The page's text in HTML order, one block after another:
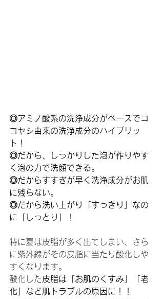
◎アミノ酸系の洗浄成分がベースでコ
コヤシ由来の洗浄成分のハイブリッ
ト！
◎だから、しっかりした泡が作りやす
く泡の力で洗顔できる。
◎だからすすぎが早く洗浄成分がお肌
に残らない。
◎だから洗い上がり「すっきり」なの
に「しっとり」！
特に夏は皮脂が多く出てしまい、さら
に紫外線がその皮脂に当たり酸化しや
すくなります。
酸化した 皮脂は「お肌のくすみ」「老
化」など肌トラブルの原因に！！